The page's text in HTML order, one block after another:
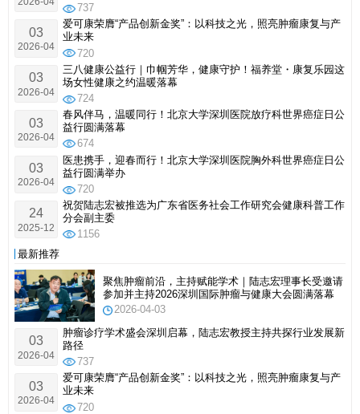
737
03
2026-04
爱可康荣膺“产品创新金奖”：以科技之光，照亮肿瘤康复与产
业未来
720
03
2026-04
三八健康公益行｜巾帼芳华，健康守护！福养堂・康复乐园这
场女性健康之约温暖落幕
724
03
2026-04
春风伴马，温暖同行！北京大学深圳医院放疗科世界癌症日公
益行圆满落幕
674
03
2026-04
医患携手，迎春而行！北京大学深圳医院胸外科世界癌症日公
益行圆满举办
720
24
2025-12
祝贺陆志宏被推选为广东省医务社会工作研究会健康科普工作
分会副主委
1156
最新推荐
聚焦肿瘤前沿，主持赋能学术｜陆志宏理事长受邀请
参加并主持2026深圳国际肿瘤与健康大会圆满落幕
2026-04-03
03
2026-04
肿瘤诊疗学术盛会深圳启幕，陆志宏教授主持共探行业发展新
路径
737
03
2026-04
爱可康荣膺“产品创新金奖”：以科技之光，照亮肿瘤康复与产
业未来
720